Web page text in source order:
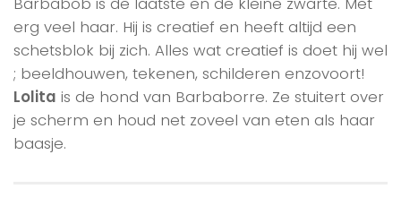
erg veel haar. Hij is creatief en heeft altijd een
schetsblok bij zich. Alles wat creatief is doet hij wel
; beeldhouwen, tekenen, schilderen enzovoort!
Lolita is de hond van Barbaborre. Ze stuitert over
je scherm en houd net zoveel van eten als haar
baasje.